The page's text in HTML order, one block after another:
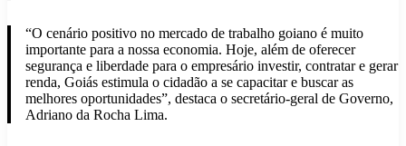
“O cenário positivo no mercado de trabalho goiano é muito
importante para a nossa economia. Hoje, além de oferecer
segurança e liberdade para o empresário investir, contratar e gerar
renda, Goiás estimula o cidadão a se capacitar e buscar as
melhores oportunidades”, destaca o secretário-geral de Governo,
Adriano da Rocha Lima.